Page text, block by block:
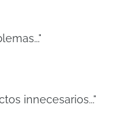
innecesarios..."